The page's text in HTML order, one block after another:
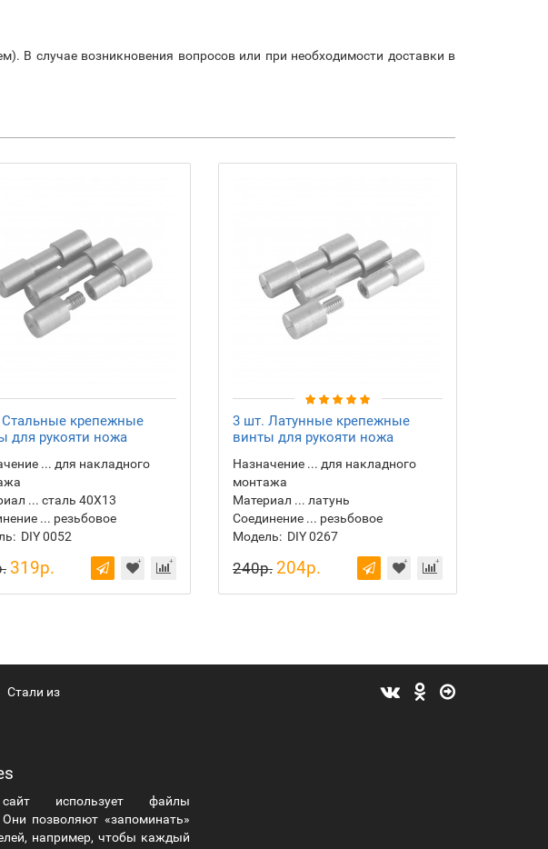
В случае возникновения вопросов или при необходимости доставки в
крепежные
для рукояти ножа
... для накладного
... сталь 40Х13
... резьбовое
DIY 0052
319р.
3 шт. Латунные крепежные
винты для рукояти ножа
Назначение ... для накладного
монтажа
Материал ... латунь
Соединение ... резьбовое
Модель: DIY 0267
240р. 204р.
Стали из
использует файлы
Они позволяют «запоминать»
например, чтобы каждый